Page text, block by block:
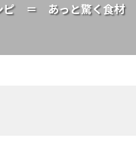
＝ あっと驚く食材